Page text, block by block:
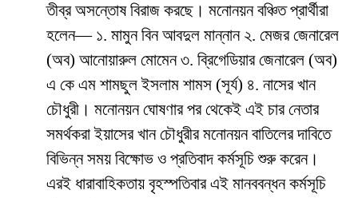
তীব্র অসন্তোষ বিরাজ করছে। মনোনয়ন বঞ্চিত প্রার্থীরা
হলেন— ১. মামুন বিন আবদুল মান্নান ২. মেজর জেনারেল
(অব) আনোয়ারুল মোমেন ৩. ব্রিগেডিয়ার জেনারেল (অব)
এ কে এম শামছুল ইসলাম শামস (সূর্য) ৪. নাসের খান
চৌধুরী। মনোনয়ন ঘোষণার পর থেকেই এই চার নেতার
সমর্থকরা ইয়াসের খান চৌধুরীর মনোনয়ন বাতিলের দাবিতে
বিভিন্ন সময় বিক্ষোভ ও প্রতিবাদ কর্মসূচি শুরু করেন।
এরই ধারাবাহিকতায় বৃহস্পতিবার এই মানববন্ধন কর্মসূচি